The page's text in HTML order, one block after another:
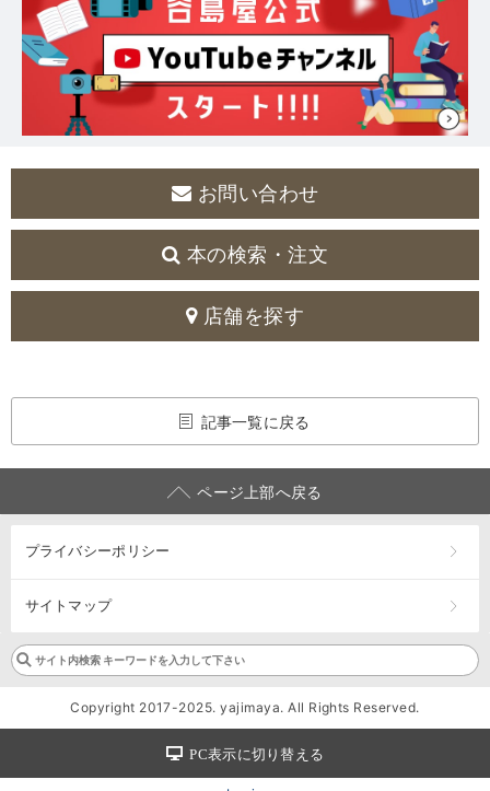
お問い合わせ
本の検索・注文
店舗を探す
記事一覧に戻る
ページ上部へ戻る
プライバシーポリシー
サイトマップ
Copyright 2017-2025. yajimaya. All Rights Reserved.
PC表示に切り替える